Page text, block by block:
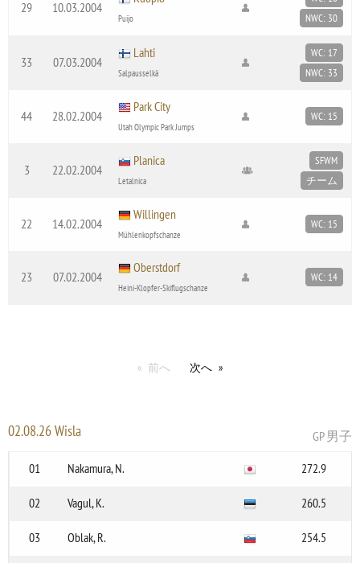
29 10.03.2004
Puijo
NWC: 30
33 07.03.2004
Lahti
Salpausselkä
WC: 17
NWC: 33
44 28.02.2004
Park City
Utah Olympic Park Jumps
WC: 15
3 22.02.2004
Planica
Letalnica
SFWM
チーム
22 14.02.2004
Willingen
Mühlenkopfschanze
WC: 15
23 07.02.2004
Oberstdorf
Heini-Klopfer-Skiflugschanze
WC: 14
前へ 次へ
02.08.26 Wisla
GP 男子
01
Nakamura, N. 272.9
02 Vagul, K. 260.5
03 Oblak, R. 254.5